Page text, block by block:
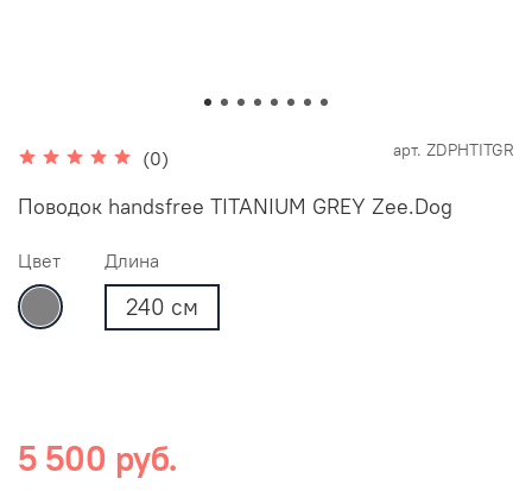
(0) арт. ZDPHTITGR
Поводок handsfree TITANIUM GREY Zee.Dog
Цвет Длина
240 см
5 500 руб.